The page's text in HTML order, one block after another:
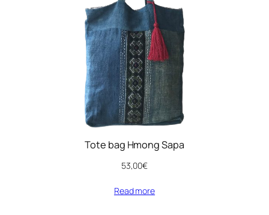
Tote bag Hmong Sapa
53,00€
Read more